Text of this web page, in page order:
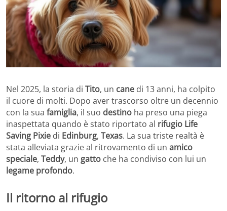
Nel 2025, la storia di Tito, un cane di 13 anni, ha colpito
il cuore di molti. Dopo aver trascorso oltre un decennio
con la sua famiglia, il suo destino ha preso una piega
inaspettata quando è stato riportato al rifugio Life
Saving Pixie di Edinburg, Texas. La sua triste realtà è
stata alleviata grazie al ritrovamento di un amico
speciale, Teddy, un gatto che ha condiviso con lui un
legame profondo.
Il ritorno al rifugio